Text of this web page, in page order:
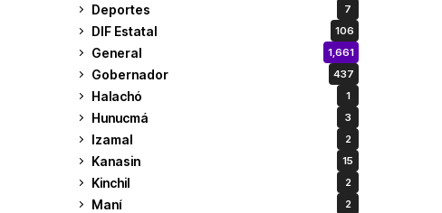
Deportes 7
DIF Estatal 106
General 1,661
Gobernador 437
Halachó 1
Hunucmá 3
Izamal 2
Kanasin 15
Kinchil 2
Maní 2